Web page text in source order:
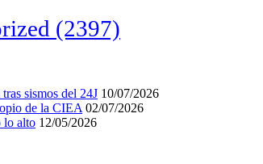
(2397)
sismos del 24J 10/07/2026
de la CIEA 02/07/2026
lo alto 12/05/2026